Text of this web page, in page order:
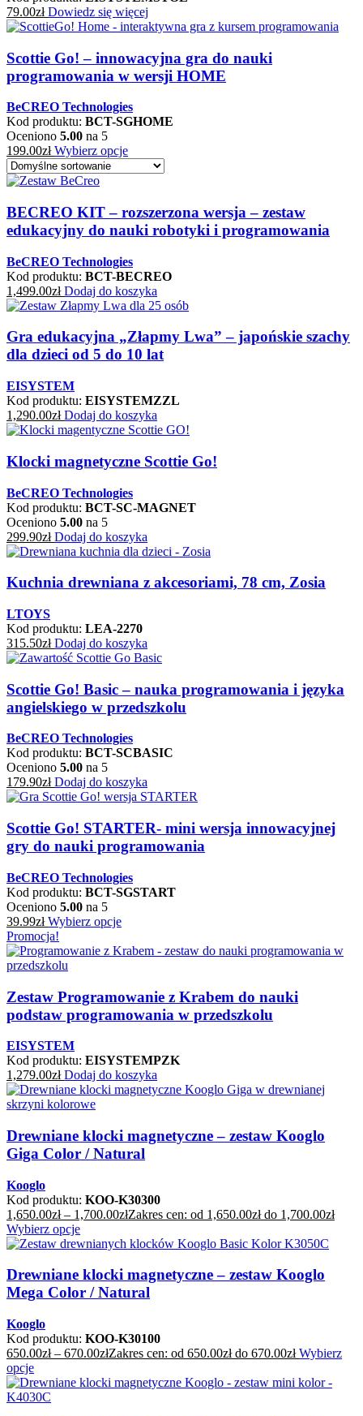
79.00zł Dowiedz się więcej
Scottie Go! – innowacyjna gra do nauki
programowania w wersji HOME
BeCREO Technologies
Kod produktu: BCT-SGHOME
Oceniono 5.00 na 5
199.00zł Wybierz opcje
BECREO KIT – rozszerzona wersja – zestaw
edukacyjny do nauki robotyki i programowania
BeCREO Technologies
Kod produktu: BCT-BECREO
1,499.00zł Dodaj do koszyka
Gra edukacyjna „Złapmy Lwa” – japońskie szachy
dla dzieci od 5 do 10 lat
EISYSTEM
Kod produktu: EISYSTEMZZL
1,290.00zł Dodaj do koszyka
Klocki magnetyczne Scottie Go!
BeCREO Technologies
Kod produktu: BCT-SC-MAGNET
Oceniono 5.00 na 5
299.90zł Dodaj do koszyka
Kuchnia drewniana z akcesoriami, 78 cm, Zosia
LTOYS
Kod produktu: LEA-2270
315.50zł Dodaj do koszyka
Scottie Go! Basic – nauka programowania i języka
angielskiego w przedszkolu
BeCREO Technologies
Kod produktu: BCT-SCBASIC
Oceniono 5.00 na 5
179.90zł Dodaj do koszyka
Scottie Go! STARTER- mini wersja innowacyjnej
gry do nauki programowania
BeCREO Technologies
Kod produktu: BCT-SGSTART
Oceniono 5.00 na 5
39.99zł Wybierz opcje
Promocja!
Zestaw Programowanie z Krabem do nauki
podstaw programowania w przedszkolu
EISYSTEM
Kod produktu: EISYSTEMPZK
1,279.00zł Dodaj do koszyka
Drewniane klocki magnetyczne – zestaw Kooglo
Giga Color / Natural
Kooglo
Kod produktu: KOO-K30300
1,650.00zł – 1,700.00złZakres cen: od 1,650.00zł do 1,700.00zł
Wybierz opcje
Drewniane klocki magnetyczne – zestaw Kooglo
Mega Color / Natural
Kooglo
Kod produktu: KOO-K30100
650.00zł – 670.00złZakres cen: od 650.00zł do 670.00zł Wybierz
opcje